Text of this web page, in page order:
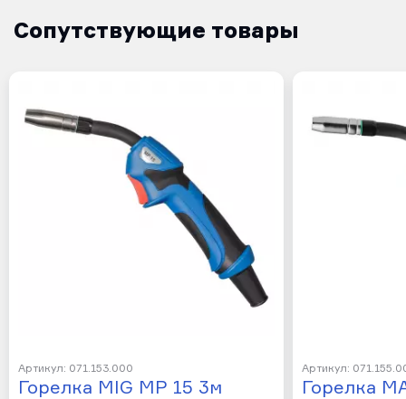
Сопутствующие товары
Артикул: 071.153.000
Горелка MIG MP 15 3м
Артикул:
Горелка